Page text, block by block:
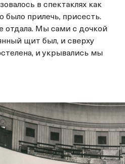
в спектаклях как
было прилечь, присесть.
отдала. Мы сами с дочкой
щит был, и сверху
и укрывались мы